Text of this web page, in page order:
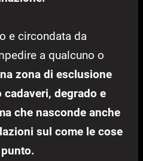
e circondata da
a qualcuno o
zona di esclusione
degrado e
che nasconde anche
sul come le cose